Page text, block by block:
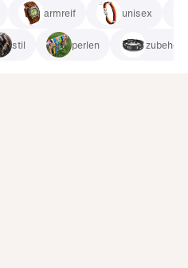
armreif unisex
stil perlen zubehör